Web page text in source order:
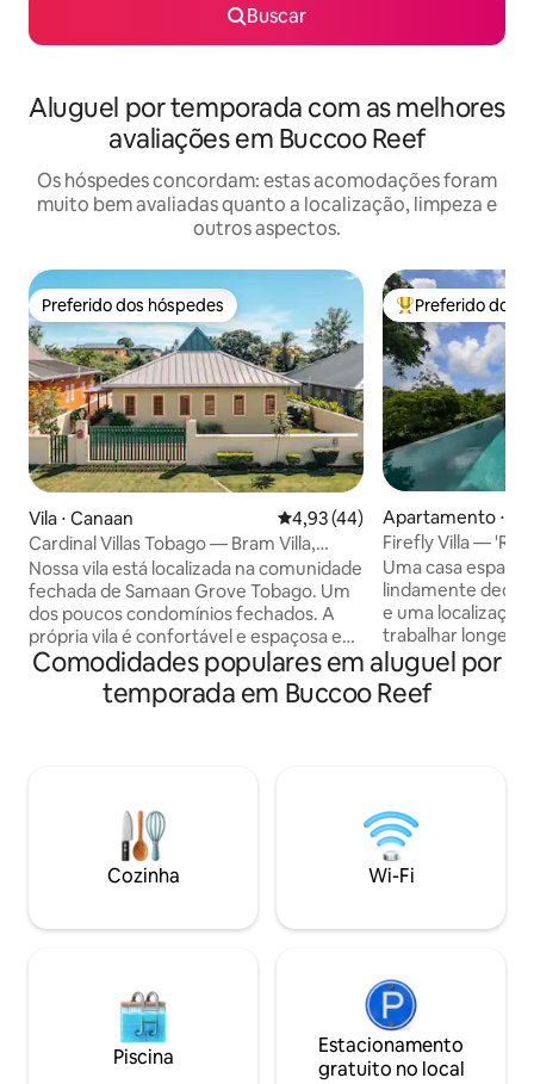
Buscar
Aluguel por temporada com as melhores
avaliações em Buccoo Reef
Os hóspedes concordam: estas acomodações foram
muito bem avaliadas quanto a localização, limpeza e
outros aspectos.
Preferido dos hóspedes
Preferido dos hóspedes
Vila ⋅ Canaan 4,93 de uma avaliação média
4,93 (44)
Cardinal Villas Tobago — Bram Villa,
Samaan Grove
Nossa vila está localizada na comunidade
fechada de Samaan Grove Tobago. Um
dos poucos condomínios fechados. A
própria vila é confortável e espaçosa e
parece um lar longe de casa. Os
arredores são exuberantes e tranquilos,
com pássaros cantando e bela
Finalmente, conecte-se às nossas luzes
de ventilador Bluetooth no nosso pátio e
desfrute da sua lista de reprodução
favorita enquanto desfruta da
soneca no pátio ou nada na piscina.
desconectando-se da “agitação” da vida
e conectando-se com aqueles que
importam 🤍
Entre os
Preferido dos
Apartamento ⋅
Firefly Villa —
Uma casa
lindamente
e uma
trabalhar longe
dois quartos
espaços de
cozinha
Tangara azul-
bem sobre sua
para a outra. A mistura perfeita de casa
na árvore e
Comodidades populares em aluguel por
temporada em Buccoo Reef
Cozinha Wi-Fi
Piscina
Estacionamento
gratuito no local